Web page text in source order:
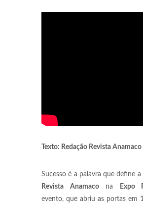
Texto: Redação Revista Anamaco
Sucesso é a palavra que define a
Revista Anamacona Expo
evento, que abriu as portas em